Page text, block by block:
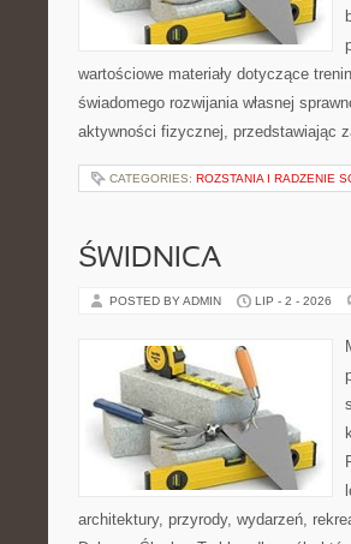
wartościowe materiały dotyczące
świadomego rozwijania własnej
aktywności fizycznej, przedstawiając
CATEGORIES: ROZSTANIA I RADZENIE
ŚWIDNICA
POSTED BY ADMIN LIP - 2 - 2026
architektury, przyrody, wydarzeń,